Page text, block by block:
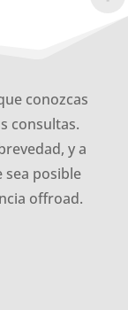
conozcas
consultas.
y a
posible
offroad.